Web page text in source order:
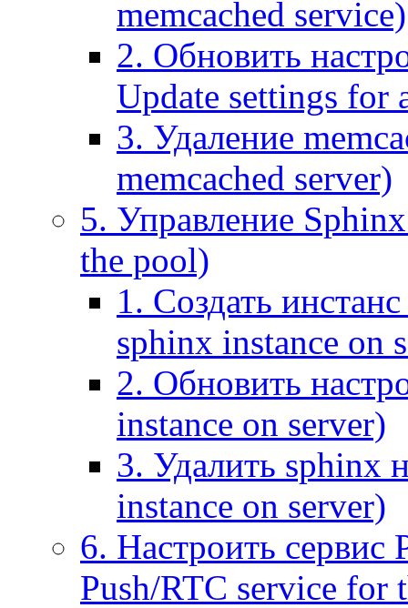
memcached service)
2. Обновить
Update settings for
3. Удаление
memcached server)
5. Управление
the pool)
1. Создать
sphinx instance on
2. Обновить
instance on server)
3. Удалить sphinx
instance on server)
6. Настроить
Push/RTC service for